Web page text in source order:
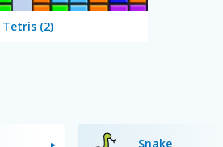
Tetris (2)
Snake